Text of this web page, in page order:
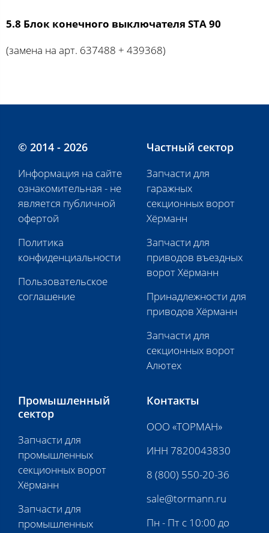
5.8 Блок конечного выключателя STA 90
(замена на арт. 637488 + 439368)
© 2014 - 2026
Информация на сайте
ознакомительная - не
является публичной
офертой
Политика
конфиденциальности
Пользовательское
соглашение
Частный сектор
Запчасти для
гаражных
секционных ворот
Хёрманн
Запчасти для
приводов въездных
ворот Хёрманн
Принадлежности для
приводов Хёрманн
Запчасти для
секционных ворот
Алютех
Промышленный
сектор
Запчасти для
промышленных
секционных ворот
Хёрманн
Запчасти для
промышленных
Контакты
ООО «ТОРМАН»
ИНН 7820043830
8 (800) 550-20-36
sale@tormann.ru
Пн - Пт с 10:00 до